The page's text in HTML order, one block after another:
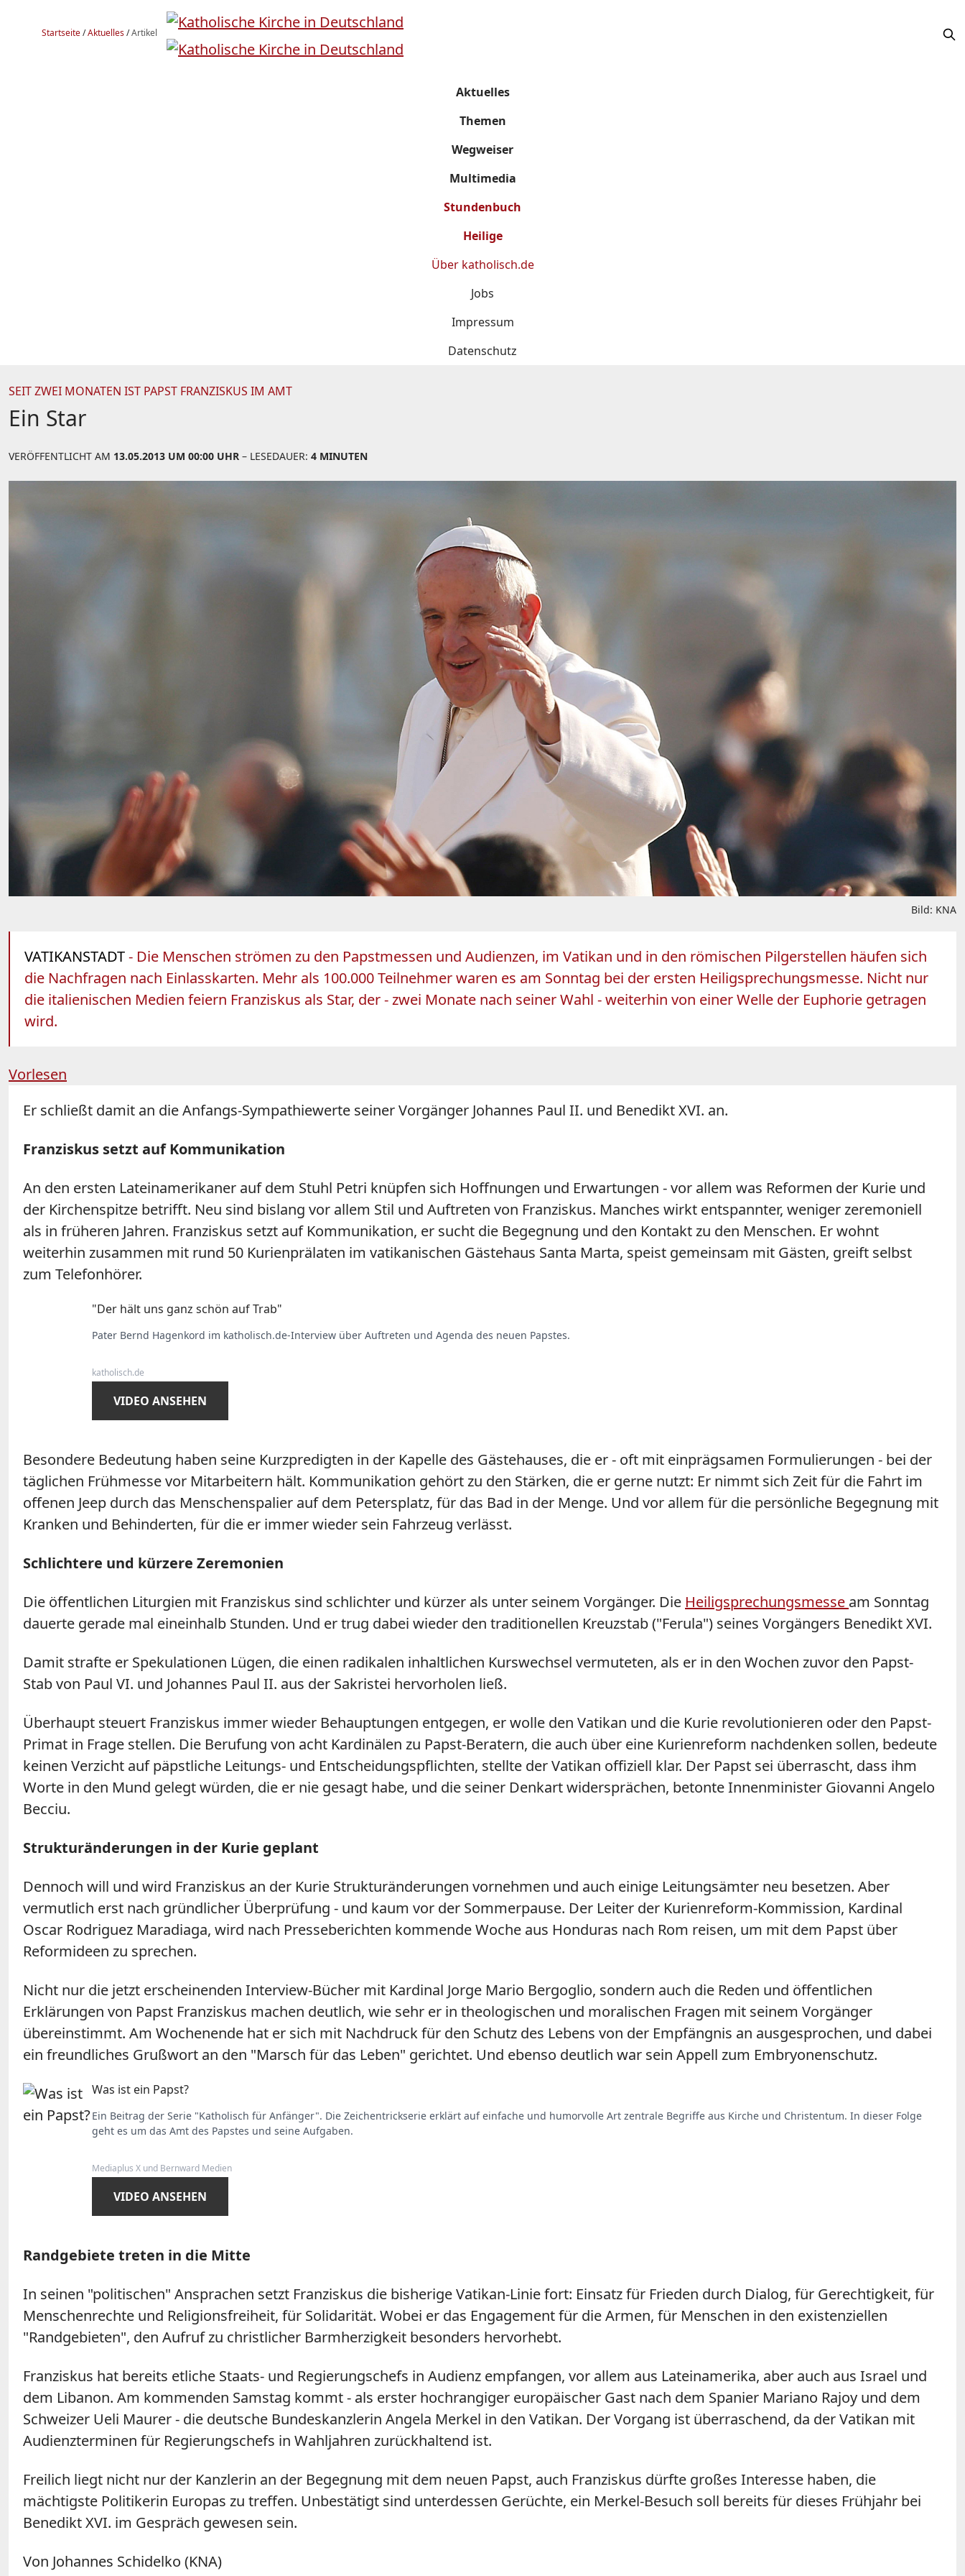
Startseite/Aktuelles/Artikel
Aktuelles
Themen
Wegweiser
Multimedia
Stundenbuch
Heilige
Über katholisch.de
Jobs
Impressum
Datenschutz
SEIT ZWEI MONATEN IST PAPST FRANZISKUS IM AMT
Ein Star
VERÖFFENTLICHT AM 13.05.2013 UM 00:00 UHR – LESEDAUER: 4 MINUTEN
Bild: KNA
VATIKANSTADT- Die Menschen strömen zu den Papstmessen und Audienzen, im Vatikan und in den römischen Pilgerstellen häufen sich
die Nachfragen nach Einlasskarten. Mehr als 100.000 Teilnehmer waren es am Sonntag bei der ersten Heiligsprechungsmesse. Nicht nur
die italienischen Medien feiern Franziskus als Star, der - zwei Monate nach seiner Wahl - weiterhin von einer Welle der Euphorie getragen
wird.
Vorlesen
Er schließt damit an die Anfangs-Sympathiewerte seiner Vorgänger Johannes Paul II. und Benedikt XVI. an.
Franziskus setzt auf Kommunikation
An den ersten Lateinamerikaner auf dem Stuhl Petri knüpfen sich Hoffnungen und Erwartungen - vor allem was Reformen der Kurie und
der Kirchenspitze betrifft. Neu sind bislang vor allem Stil und Auftreten von Franziskus. Manches wirkt entspannter, weniger zeremoniell
als in früheren Jahren. Franziskus setzt auf Kommunikation, er sucht die Begegnung und den Kontakt zu den Menschen. Er wohnt
weiterhin zusammen mit rund 50 Kurienprälaten im vatikanischen Gästehaus Santa Marta, speist gemeinsam mit Gästen, greift selbst
zum Telefonhörer.
"Der hält uns ganz schön auf Trab"
Pater Bernd Hagenkord im katholisch.de-Interview über Auftreten und Agenda des neuen Papstes.
katholisch.de
VIDEO ANSEHEN
Besondere Bedeutung haben seine Kurzpredigten in der Kapelle des Gästehauses, die er - oft mit einprägsamen Formulierungen - bei der
täglichen Frühmesse vor Mitarbeitern hält. Kommunikation gehört zu den Stärken, die er gerne nutzt: Er nimmt sich Zeit für die Fahrt im
offenen Jeep durch das Menschenspalier auf dem Petersplatz, für das Bad in der Menge. Und vor allem für die persönliche Begegnung mit
Kranken und Behinderten, für die er immer wieder sein Fahrzeug verlässt.
Schlichtere und kürzere Zeremonien
Die öffentlichen Liturgien mit Franziskus sind schlichter und kürzer als unter seinem Vorgänger. Die Heiligsprechungsmesse am Sonntag
dauerte gerade mal eineinhalb Stunden. Und er trug dabei wieder den traditionellen Kreuzstab ("Ferula") seines Vorgängers Benedikt XVI.
Damit strafte er Spekulationen Lügen, die einen radikalen inhaltlichen Kurswechsel vermuteten, als er in den Wochen zuvor den Papst-
Stab von Paul VI. und Johannes Paul II. aus der Sakristei hervorholen ließ.
Überhaupt steuert Franziskus immer wieder Behauptungen entgegen, er wolle den Vatikan und die Kurie revolutionieren oder den Papst-
Primat in Frage stellen. Die Berufung von acht Kardinälen zu Papst-Beratern, die auch über eine Kurienreform nachdenken sollen, bedeute
keinen Verzicht auf päpstliche Leitungs- und Entscheidungspflichten, stellte der Vatikan offiziell klar. Der Papst sei überrascht, dass ihm
Worte in den Mund gelegt würden, die er nie gesagt habe, und die seiner Denkart widersprächen, betonte Innenminister Giovanni Angelo
Becciu.
Strukturänderungen in der Kurie geplant
Dennoch will und wird Franziskus an der Kurie Strukturänderungen vornehmen und auch einige Leitungsämter neu besetzen. Aber
vermutlich erst nach gründlicher Überprüfung - und kaum vor der Sommerpause. Der Leiter der Kurienreform-Kommission, Kardinal
Oscar Rodriguez Maradiaga, wird nach Presseberichten kommende Woche aus Honduras nach Rom reisen, um mit dem Papst über
Reformideen zu sprechen.
Nicht nur die jetzt erscheinenden Interview-Bücher mit Kardinal Jorge Mario Bergoglio, sondern auch die Reden und öffentlichen
Erklärungen von Papst Franziskus machen deutlich, wie sehr er in theologischen und moralischen Fragen mit seinem Vorgänger
übereinstimmt. Am Wochenende hat er sich mit Nachdruck für den Schutz des Lebens von der Empfängnis an ausgesprochen, und dabei
ein freundliches Grußwort an den "Marsch für das Leben" gerichtet. Und ebenso deutlich war sein Appell zum Embryonenschutz.
Was ist ein Papst?
Ein Beitrag der Serie "Katholisch für Anfänger". Die Zeichentrickserie erklärt auf einfache und humorvolle Art zentrale Begriffe aus Kirche und Christentum. In dieser Folge
geht es um das Amt des Papstes und seine Aufgaben.
Mediaplus X und Bernward Medien
VIDEO ANSEHEN
Randgebiete treten in die Mitte
In seinen "politischen" Ansprachen setzt Franziskus die bisherige Vatikan-Linie fort: Einsatz für Frieden durch Dialog, für Gerechtigkeit, für
Menschenrechte und Religionsfreiheit, für Solidarität. Wobei er das Engagement für die Armen, für Menschen in den existenziellen
"Randgebieten", den Aufruf zu christlicher Barmherzigkeit besonders hervorhebt.
Franziskus hat bereits etliche Staats- und Regierungschefs in Audienz empfangen, vor allem aus Lateinamerika, aber auch aus Israel und
dem Libanon. Am kommenden Samstag kommt - als erster hochrangiger europäischer Gast nach dem Spanier Mariano Rajoy und dem
Schweizer Ueli Maurer - die deutsche Bundeskanzlerin Angela Merkel in den Vatikan. Der Vorgang ist überraschend, da der Vatikan mit
Audienzterminen für Regierungschefs in Wahljahren zurückhaltend ist.
Freilich liegt nicht nur der Kanzlerin an der Begegnung mit dem neuen Papst, auch Franziskus dürfte großes Interesse haben, die
mächtigste Politikerin Europas zu treffen. Unbestätigt sind unterdessen Gerüchte, ein Merkel-Besuch soll bereits für dieses Frühjahr bei
Benedikt XVI. im Gespräch gewesen sein.
Von Johannes Schidelko (KNA)